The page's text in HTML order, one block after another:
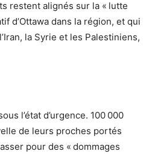
socialisme
restent alignés sur la « lutte
d’Ottawa dans la région, et qui
la Syrie et les Palestiniens,
l’état d’urgence. 100 000
de leurs proches portés
pour des « dommages